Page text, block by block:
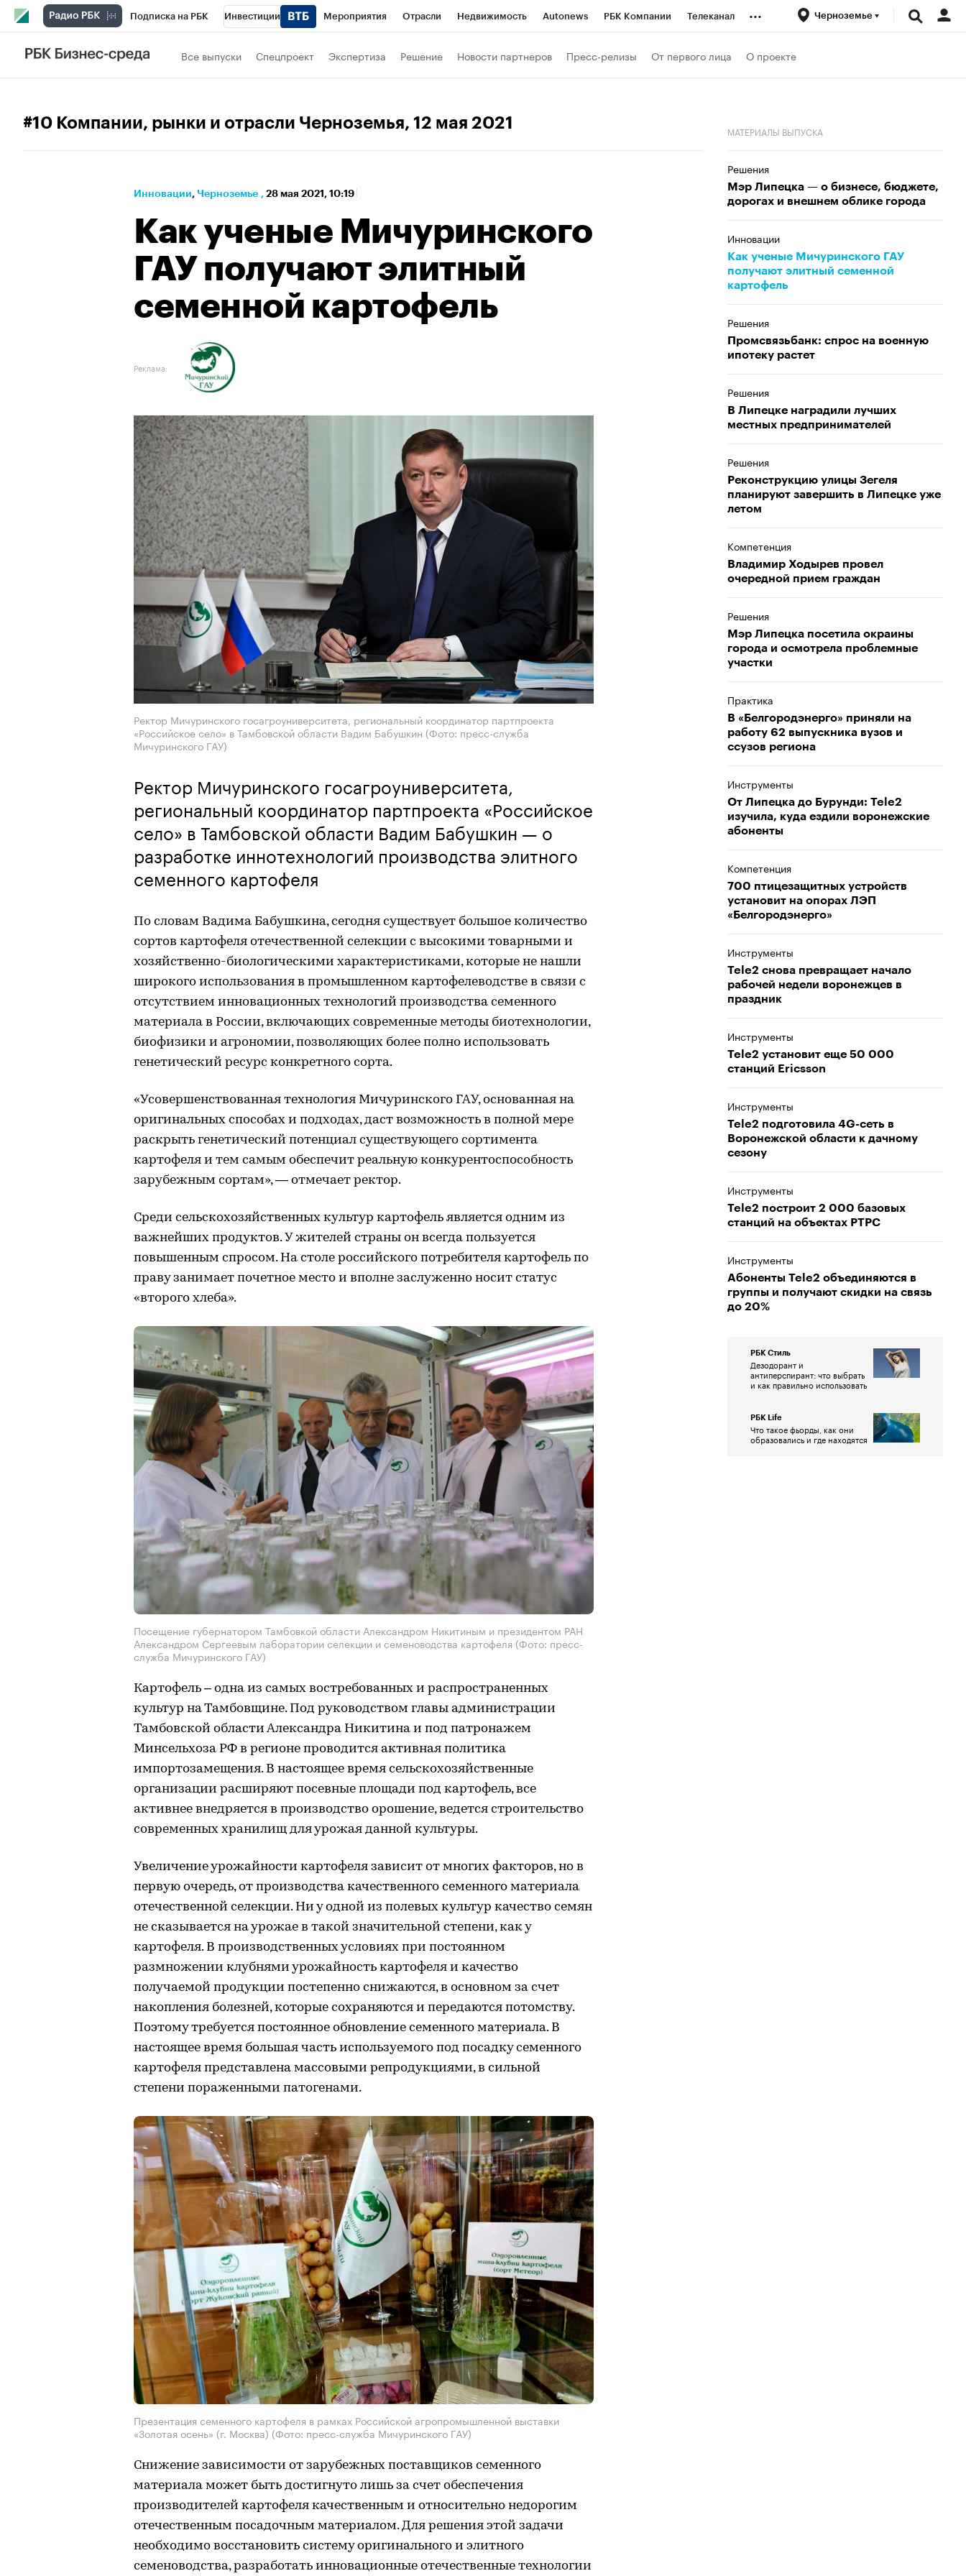
Подписка на РБК Инвестиции Мероприятия Отрасли Недвижимость Autonews РБК Компании Телеканал
РБК Вино
... Черноземье
Все выпуски Спецпроект Экспертиза Решение Новости партнеров Пресс-релизы От первого лица О проекте
#10 Компании, рынки и отрасли Черноземья, 12 мая 2021
Инновации⁠, Черноземье , 28 мая 2021, 10:19
Как ученые Мичуринского
ГАУ получают элитный
семенной картофель
Реклама:
Ректор Мичуринского госагроуниверситета, региональный координатор партпроекта
«Российское село» в Тамбовской области Вадим Бабушкин (Фото: пресс-служба
Мичуринского ГАУ)
Ректор Мичуринского госагроуниверситета,
региональный координатор партпроекта «Российское
село» в Тамбовской области Вадим Бабушкин — о
разработке иннотехнологий производства элитного
семенного картофеля
По словам Вадима Бабушкина, сегодня существует большое количество
сортов картофеля отечественной селекции с высокими товарными и
хозяйственно-биологическими характеристиками, которые не нашли
широкого использования в промышленном картофелеводстве в связи с
отсутствием инновационных технологий производства семенного
материала в России, включающих современные методы биотехнологии,
биофизики и агрономии, позволяющих более полно использовать
генетический ресурс конкретного сорта.
«Усовершенствованная технология Мичуринского ГАУ, основанная на
оригинальных способах и подходах, даст возможность в полной мере
раскрыть генетический потенциал существующего сортимента
картофеля и тем самым обеспечит реальную конкурентоспособность
зарубежным сортам», — отмечает ректор.
Среди сельскохозяйственных культур картофель является одним из
важнейших продуктов. У жителей страны он всегда пользуется
повышенным спросом. На столе российского потребителя картофель по
праву занимает почетное место и вполне заслуженно носит статус
«второго хлеба».
Посещение губернатором Тамбовкой области Александром Никитиным и президентом РАН
Александром Сергеевым лаборатории селекции и семеноводства картофеля (Фото: пресс-
служба Мичуринского ГАУ)
Картофель – одна из самых востребованных и распространенных
культур на Тамбовщине. Под руководством главы администрации
Тамбовской области Александра Никитина и под патронажем
Минсельхоза РФ в регионе проводится активная политика
импортозамещения. В настоящее время сельскохозяйственные
организации расширяют посевные площади под картофель, все
активнее внедряется в производство орошение, ведется строительство
современных хранилищ для урожая данной культуры.
Увеличение урожайности картофеля зависит от многих факторов, но в
первую очередь, от производства качественного семенного материала
отечественной селекции. Ни у одной из полевых культур качество семян
не сказывается на урожае в такой значительной степени, как у
картофеля. В производственных условиях при постоянном
размножении клубнями урожайность картофеля и качество
получаемой продукции постепенно снижаются, в основном за счет
накопления болезней, которые сохраняются и передаются потомству.
Поэтому требуется постоянное обновление семенного материала. В
настоящее время большая часть используемого под посадку семенного
картофеля представлена массовыми репродукциями, в сильной
степени пораженными патогенами.
Презентация семенного картофеля в рамках Российской агропромышленной выставки
«Золотая осень» (г. Москва) (Фото: пресс-служба Мичуринского ГАУ)
Снижение зависимости от зарубежных поставщиков семенного
материала может быть достигнуто лишь за счет обеспечения
производителей картофеля качественным и относительно недорогим
отечественным посадочным материалом. Для решения этой задачи
необходимо восстановить систему оригинального и элитного
семеноводства, разработать инновационные отечественные технологии
МАТЕРИАЛЫ ВЫПУСКА
Решения
Мэр Липецка — о бизнесе, бюджете,
дорогах и внешнем облике города
Инновации
Как ученые Мичуринского ГАУ
получают элитный семенной
картофель
Решения
Промсвязьбанк: спрос на военную
ипотеку растет
Решения
В Липецке наградили лучших
местных предпринимателей
Решения
Реконструкцию улицы Зегеля
планируют завершить в Липецке уже
летом
Компетенция
Владимир Ходырев провел
очередной прием граждан
Решения
Мэр Липецка посетила окраины
города и осмотрела проблемные
участки
Практика
В «Белгородэнерго» приняли на
работу 62 выпускника вузов и
ссузов региона
Инструменты
От Липецка до Бурунди: Tele2
изучила, куда ездили воронежские
абоненты
Компетенция
700 птицезащитных устройств
установит на опорах ЛЭП
«Белгородэнерго»
Инструменты
Tele2 снова превращает начало
рабочей недели воронежцев в
праздник
Инструменты
Tele2 установит еще 50 000
станций Ericsson
Инструменты
Tele2 подготовила 4G-сеть в
Воронежской области к дачному
сезону
Инструменты
Tele2 построит 2 000 базовых
станций на объектах РТРС
Инструменты
Абоненты Tele2 объединяются в
группы и получают скидки на связь
до 20%
РБК Стиль
Дезодорант и
антиперспирант: что выбрать
и как правильно использовать
РБК Life
Что такое фьорды, как они
образовались и где находятся